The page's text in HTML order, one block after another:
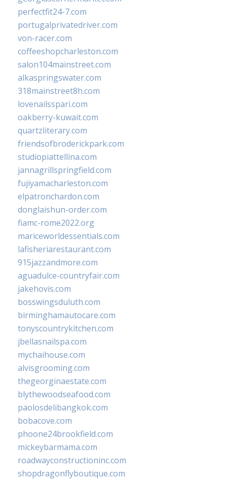
perfectfit24-7.com
portugalprivatedriver.com
von-racer.com
coffeeshopcharleston.com
salon104mainstreet.com
alkaspringswater.com
318mainstreet8h.com
lovenailsspari.com
oakberry-kuwait.com
quartzliterary.com
friendsofbroderickpark.com
studiopiattellina.com
jannagrillspringfield.com
fujiyamacharleston.com
elpatronchardon.com
donglaishun-order.com
fiamc-rome2022.org
mariceworldessentials.com
lafisheriarestaurant.com
915jazzandmore.com
aguadulce-countryfair.com
jakehovis.com
bosswingsduluth.com
birminghamautocare.com
tonyscountrykitchen.com
jbellasnailspa.com
mychaihouse.com
alvisgrooming.com
thegeorginaestate.com
blythewoodseafood.com
paolosdelibangkok.com
bobacove.com
phoone24brookfield.com
mickeybarmama.com
roadwayconstructioninc.com
shopdragonflyboutique.com